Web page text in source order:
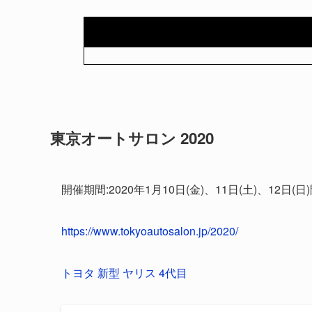
東京オートサロン 2020
開催期間:2020年1月10日(金)、11日(土)、12日(日
https://www.tokyoautosalon.jp/2020/
トヨタ 新型 ヤリス 4代目